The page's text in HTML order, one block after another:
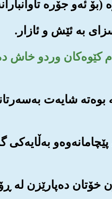
کێوه‌کان وردو خاش
بوه‌ته شایه‌ت
خۆتان ده‌پارێزن له